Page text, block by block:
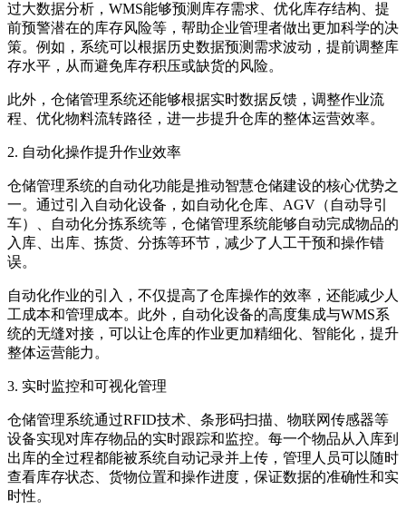
过大数据分析，WMS能够预测库存需求、优化库存结构、提
前预警潜在的库存风险等，帮助企业管理者做出更加科学的决
策。例如，系统可以根据历史数据预测需求波动，提前调整库
存水平，从而避免库存积压或缺货的风险。
此外，仓储管理系统还能够根据实时数据反馈，调整作业流
程、优化物料流转路径，进一步提升仓库的整体运营效率。
2. 自动化操作提升作业效率
仓储管理系统的自动化功能是推动智慧仓储建设的核心优势之
一。通过引入自动化设备，如自动化仓库、AGV（自动导引
车）、自动化分拣系统等，仓储管理系统能够自动完成物品的
入库、出库、拣货、分拣等环节，减少了人工干预和操作错
误。
自动化作业的引入，不仅提高了仓库操作的效率，还能减少人
工成本和管理成本。此外，自动化设备的高度集成与WMS系
统的无缝对接，可以让仓库的作业更加精细化、智能化，提升
整体运营能力。
3. 实时监控和可视化管理
仓储管理系统通过RFID技术、条形码扫描、物联网传感器等
设备实现对库存物品的实时跟踪和监控。每一个物品从入库到
出库的全过程都能被系统自动记录并上传，管理人员可以随时
查看库存状态、货物位置和操作进度，保证数据的准确性和实
时性。